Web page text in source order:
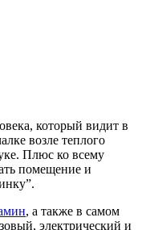
который видит в
возле теплого
Плюс ко всему
помещение и
, а также в самом
электрический и